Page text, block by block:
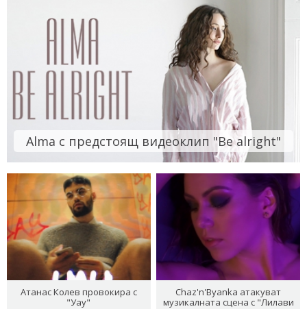
Alma с предстоящ видеоклип "Be alright"
Атанас Колев провокира с
"Уау"
Chaz'n'Byanka атакуват
музикалната сцена с "Лилави